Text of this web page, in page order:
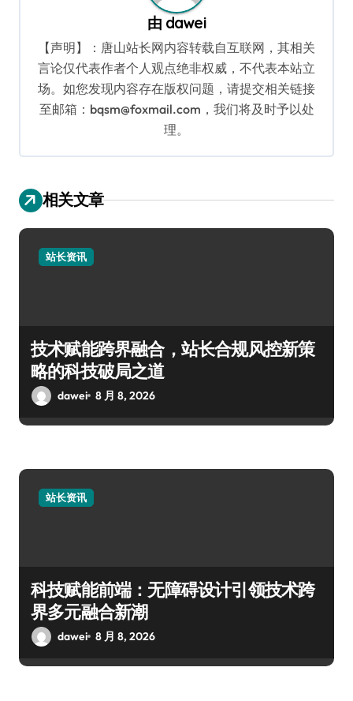
由 dawei
【声明】：唐山站长网内容转载自互联网，其相关
言论仅代表作者个人观点绝非权威，不代表本站立
场。如您发现内容存在版权问题，请提交相关链接
至邮箱：bqsm@foxmail.com，我们将及时予以处
理。
相关文章
站长资讯
技术赋能跨界融合，站长合规风控新策
略的科技破局之道
dawei 8 月 8, 2026
站长资讯
科技赋能前端：无障碍设计引领技术跨
界多元融合新潮
dawei 8 月 8, 2026